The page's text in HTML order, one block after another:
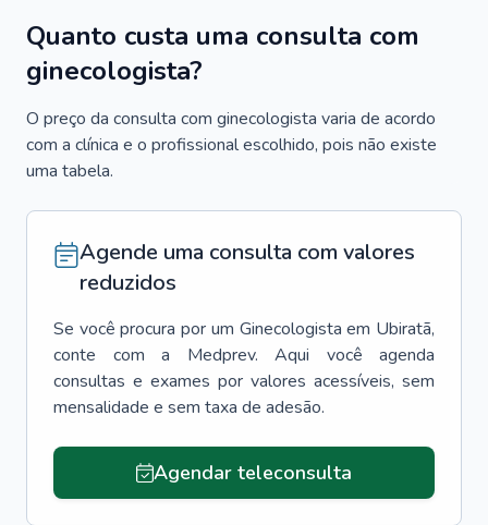
Quanto custa uma consulta com
ginecologista?
O preço da consulta com ginecologista varia de acordo
com a clínica e o profissional escolhido, pois não existe
uma tabela.
Agende uma consulta com valores
reduzidos
Se você procura por um Ginecologista em Ubiratã,
conte com a Medprev. Aqui você agenda
consultas e exames por valores acessíveis, sem
mensalidade e sem taxa de adesão.
Agendar teleconsulta